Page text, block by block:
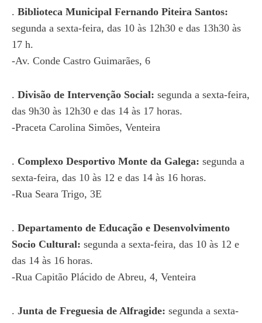
. Biblioteca Municipal Fernando Piteira Santos:
segunda a sexta-feira, das 10 às 12h30 e das 13h30 às
17 h.
-Av. Conde Castro Guimarães, 6
. Divisão de Intervenção Social: segunda a sexta-feira,
das 9h30 às 12h30 e das 14 às 17 horas.
-Praceta Carolina Simões, Venteira
. Complexo Desportivo Monte da Galega: segunda a
sexta-feira, das 10 às 12 e das 14 às 16 horas.
-Rua Seara Trigo, 3E
. Departamento de Educação e Desenvolvimento
Socio Cultural: segunda a sexta-feira, das 10 às 12 e
das 14 às 16 horas.
-Rua Capitão Plácido de Abreu, 4, Venteira
. Junta de Freguesia de Alfragide: segunda a sexta-